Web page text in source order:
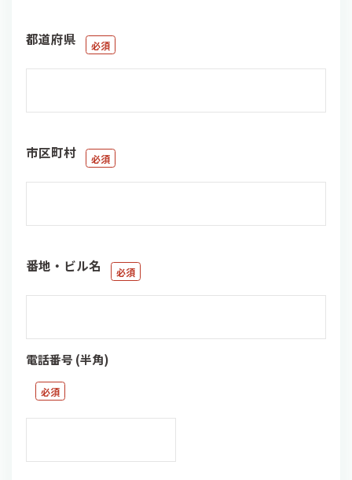
都道府県
市区町村
番地・ビル名
電話番号 (半角)